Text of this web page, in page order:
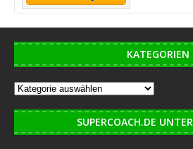
KATEGORIEN
SUPERCOACH.DE